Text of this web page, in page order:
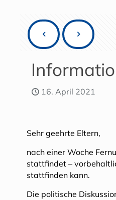
16. April 2021
Sehr geehrte Eltern,
nach einer Woche
stattfindet –
stattfinden kann.
Die politische